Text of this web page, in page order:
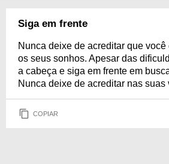
Siga em frente
Nunca deixe de acreditar que
os seus sonhos. Apesar das
a cabeça e siga em frente em
Nunca deixe de acreditar nas suas
COPIAR